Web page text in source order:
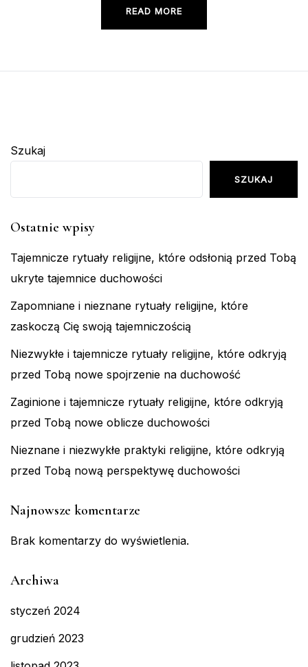
READ MORE
Szukaj
SZUKAJ
Ostatnie wpisy
Tajemnicze rytuały religijne, które odsłonią przed Tobą
ukryte tajemnice duchowości
Zapomniane i nieznane rytuały religijne, które
zaskoczą Cię swoją tajemniczością
Niezwykłe i tajemnicze rytuały religijne, które odkryją
przed Tobą nowe spojrzenie na duchowość
Zaginione i tajemnicze rytuały religijne, które odkryją
przed Tobą nowe oblicze duchowości
Nieznane i niezwykłe praktyki religijne, które odkryją
przed Tobą nową perspektywę duchowości
Najnowsze komentarze
Brak komentarzy do wyświetlenia.
Archiwa
styczeń 2024
grudzień 2023